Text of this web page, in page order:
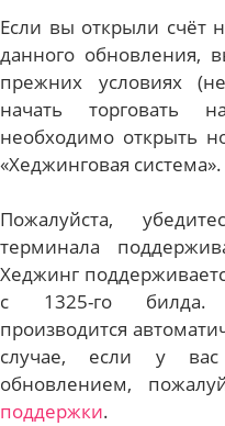
Если вы открыли счёт
данного обновления,
прежних условиях
начать торговать
необходимо открыть
«Хеджинговая система».
Пожалуйста,
терминала
Хеджинг
с 1325-го билда.
производится
случае, если у
обновлением,
поддержки.